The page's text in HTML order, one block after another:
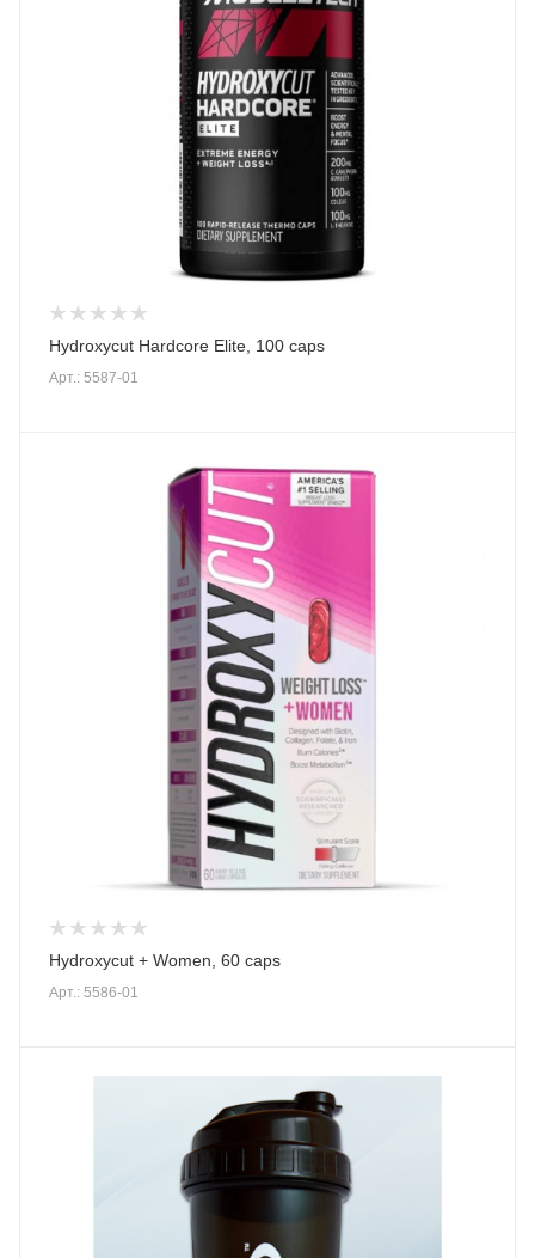
Hydroxycut Hardcore Elite, 100 caps
Арт.: 5587-01
Hydroxycut + Women, 60 caps
Арт.: 5586-01